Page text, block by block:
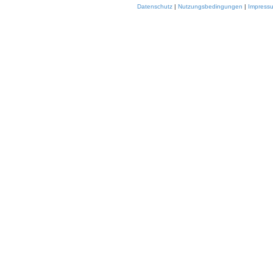
Datenschutz| Nutzungsbedingungen |